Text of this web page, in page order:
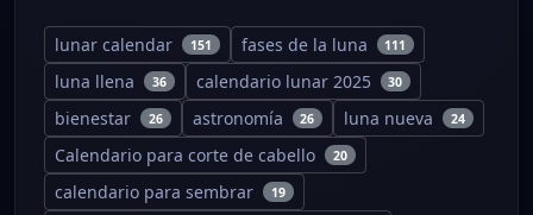
lunar calendar 151 fases de la luna 111
luna llena 36 calendario lunar 2025 30
bienestar 26 astronomía 26 luna nueva 24
Calendario para corte de cabello 20
calendario para sembrar 19